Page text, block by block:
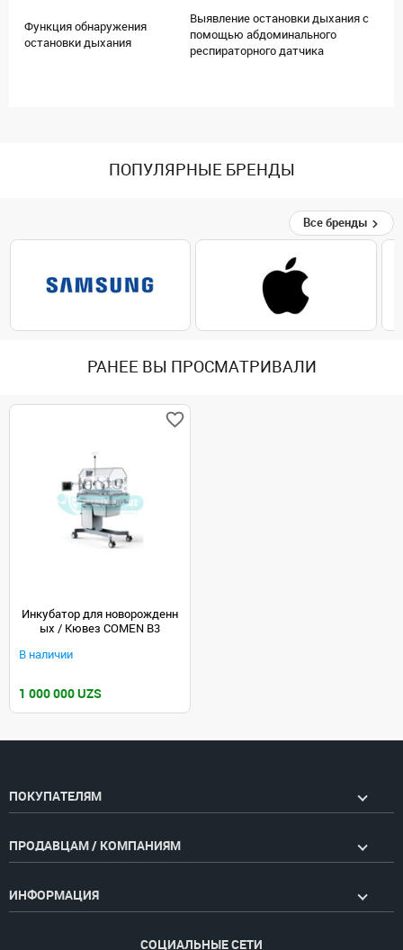
Функция обнаружения
остановки дыхания
Выявление остановки дыхания с
помощью абдоминального
респираторного датчика
ПОПУЛЯРНЫЕ БРЕНДЫ
Все бренды
РАНЕЕ ВЫ ПРОСМАТРИВАЛИ
Инкубатор для новорожденн
ых / Кювез COMEN B3
В наличии
1 000 000 UZS
ПОКУПАТЕЛЯМ
ПРОДАВЦАМ / КОМПАНИЯМ
ИНФОРМАЦИЯ
СОЦИАЛЬНЫЕ СЕТИ